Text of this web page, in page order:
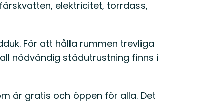
elektricitet, torrdass,
För att hålla rummen trevliga
nödvändig städutrustning finns i
är gratis och öppen för alla. Det